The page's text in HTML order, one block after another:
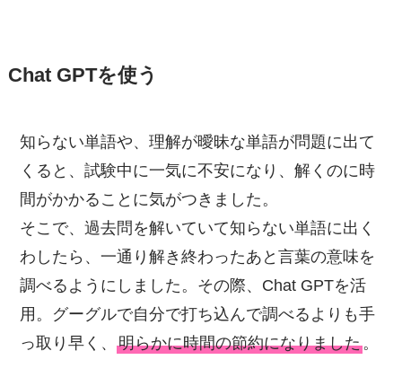
Chat GPTを使う
知らない単語や、理解が曖昧な単語が問題に出て
くると、試験中に一気に不安になり、解くのに時
間がかかることに気がつきました。
そこで、過去問を解いていて知らない単語に出く
わしたら、一通り解き終わったあと言葉の意味を
調べるようにしました。その際、Chat GPTを活
用。グーグルで自分で打ち込んで調べるよりも手
っ取り早く、明らかに時間の節約になりました。